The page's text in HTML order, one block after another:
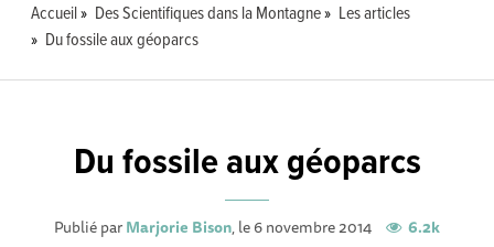
Accueil Des Scientifiques dans la Montagne
Les articles
Du fossile aux géoparcs
Du fossile aux géoparcs
Publié parMarjorie Bison, le 6 novembre 2014 6.2k